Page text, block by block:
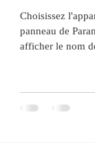
Choisissez
panneau de
afficher le nom